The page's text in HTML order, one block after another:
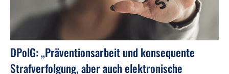
DPolG: „Präventionsarbeit und konsequente
Strafverfolgung, aber auch elektronische